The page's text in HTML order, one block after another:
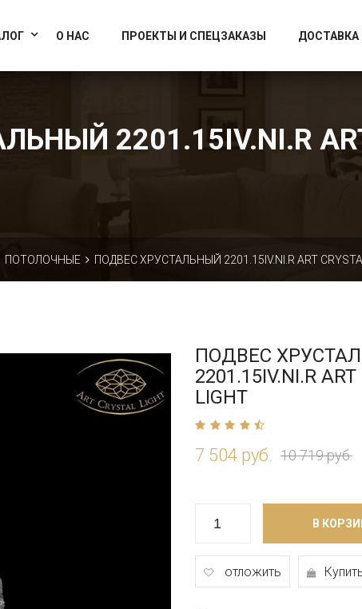
О НАС ПРОЕКТЫ И СПЕЦЗАКАЗЫ ДОСТАВКА
2201.15IV.NI.R ART
ПОТОЛОЧНЫЕ ПОДВЕС ХРУСТАЛЬНЫЙ 2201.15IV.NI.R ART
ПОДВЕС
2201.15IV.NI.R ART
LIGHT
7 504 руб. 10 719 руб.
В
отложить